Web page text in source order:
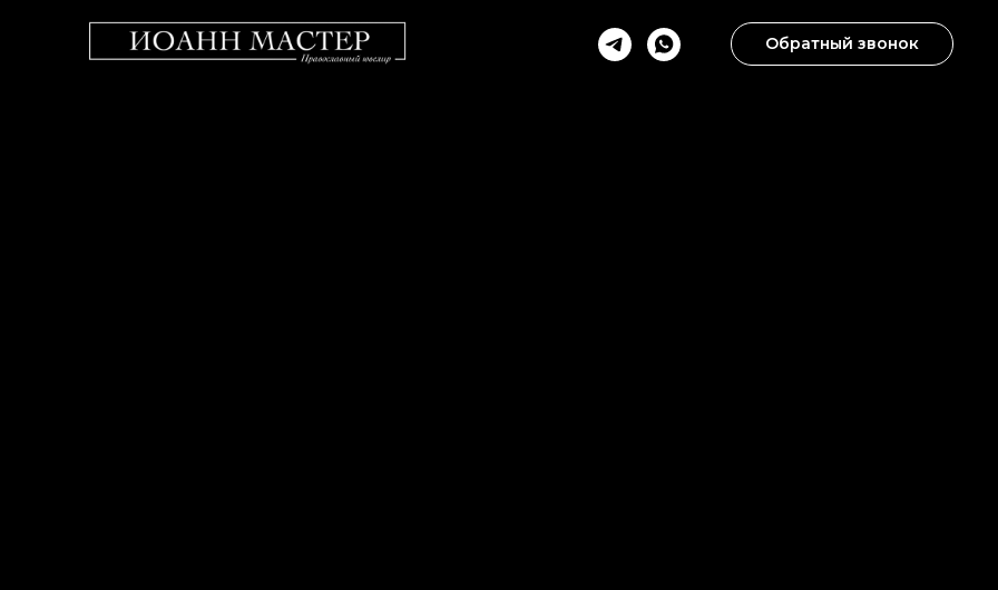
Обратный звонок